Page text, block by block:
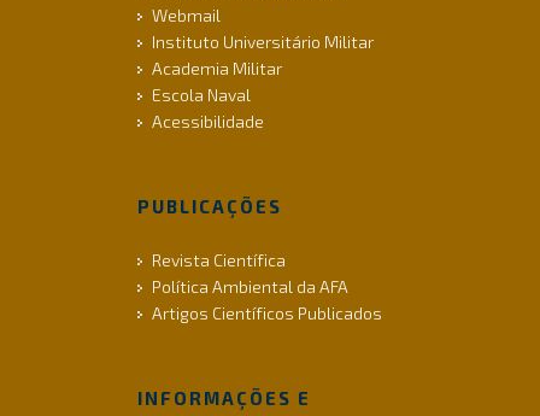
Webmail
Instituto Universitário Militar
Academia Militar
Escola Naval
Acessibilidade
PUBLICAÇÕES
Revista Científica
Política Ambiental da AFA
Artigos Científicos Publicados
INFORMAÇÕES E